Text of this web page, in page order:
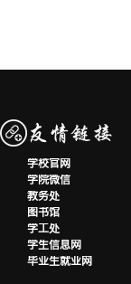
学校官网
学院微信
教务处
图书馆
学工处
学生信息网
毕业生就业网